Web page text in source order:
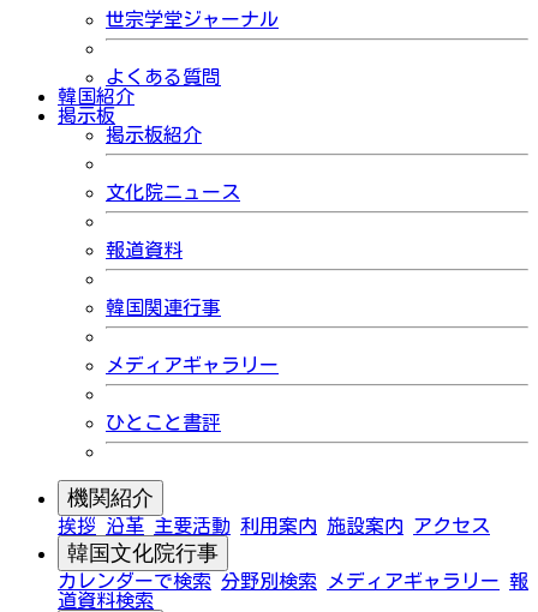
世宗学堂ジャーナル
よくある質問
韓国紹介
掲示板
掲示板紹介
文化院ニュース
報道資料
韓国関連行事
メディアギャラリー
ひとこと書評
機関紹介
挨拶 沿革 主要活動 利用案内 施設案内 アクセス
韓国文化院行事
カレンダーで検索 分野別検索 メディアギャラリー 報
道資料検索